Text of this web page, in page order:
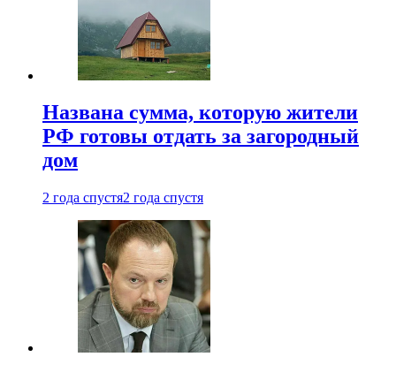
Названа сумма, которую жители
РФ готовы отдать за загородный
дом
2 года спустя2 года спустя